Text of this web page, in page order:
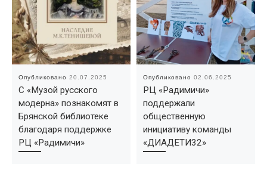
Опубликовано 20.07.2025
С «Музой русского
модерна» познакомят в
Брянской библиотеке
благодаря поддержке
РЦ «Радимичи»
Опубликовано 02.06.2025
РЦ «Радимичи»
поддержали
общественную
инициативу команды
«ДИАДЕТИ32»